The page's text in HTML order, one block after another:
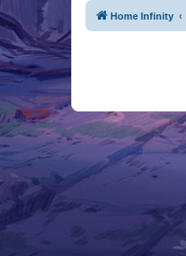
Home Infinity